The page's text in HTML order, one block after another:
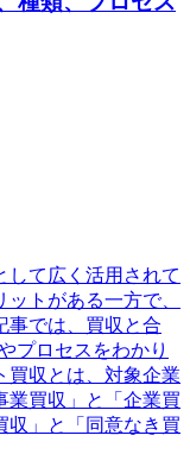
して広く活用されて
トがある一方で、
事では、買収と合
プロセスをわかり
買収とは、対象企業
業買収」と「企業買
収」と「同意なき買